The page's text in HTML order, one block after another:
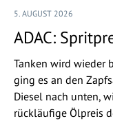
5. AUGUST 2026
ADAC:
Tanken wird wieder
ging es an den
Diesel nach unten,
rückläufige Ölpreis